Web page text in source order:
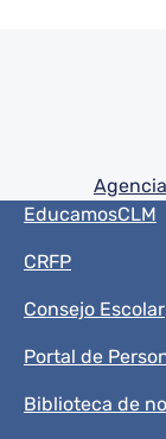
Pie de
Menú del pie
EducamosCLM
CRFP
Consejo Escolar
Portal de
Biblioteca de